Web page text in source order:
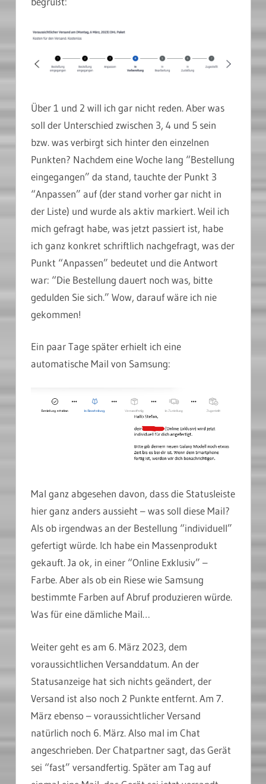
Über 1 und 2 will ich gar nicht reden. Aber was
soll der Unterschied zwischen 3, 4 und 5 sein
bzw. was verbirgt sich hinter den einzelnen
Punkten? Nachdem eine Woche lang “Bestellung
eingegangen” da stand, tauchte der Punkt 3
“Anpassen” auf (der stand vorher gar nicht in
der Liste) und wurde als aktiv markiert. Weil ich
mich gefragt habe, was jetzt passiert ist, habe
ich ganz konkret schriftlich nachgefragt, was der
Punkt “Anpassen” bedeutet und die Antwort
war: “Die Bestellung dauert noch was, bitte
gedulden Sie sich.” Wow, darauf wäre ich nie
gekommen!
Ein paar Tage später erhielt ich eine
automatische Mail von Samsung:
Mal ganz abgesehen davon, dass die Statusleiste
hier ganz anders aussieht – was soll diese Mail?
Als ob irgendwas an der Bestellung “individuell”
gefertigt würde. Ich habe ein Massenprodukt
gekauft. Ja ok, in einer “Online Exklusiv” –
Farbe. Aber als ob ein Riese wie Samsung
bestimmte Farben auf Abruf produzieren würde.
Was für eine dämliche Mail…
Weiter geht es am 6. März 2023, dem
voraussichtlichen Versanddatum. An der
Statusanzeige hat sich nichts geändert, der
Versand ist also noch 2 Punkte entfernt. Am 7.
März ebenso – voraussichtlicher Versand
natürlich noch 6. März. Also mal im Chat
angeschrieben. Der Chatpartner sagt, das Gerät
sei “fast” versandfertig. Später am Tag auf